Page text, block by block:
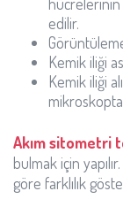
edilir.
Kemik iliği
Kemik iliği
Akım sitometri
bulmak için
göre farklılık